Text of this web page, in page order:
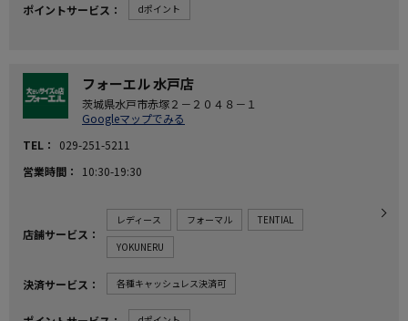
ポイントサービス dポイント
フォーエル 水戸店
茨城県水戸市赤塚２－２０４８－１
Googleマップでみる
TEL
029-251-5211
営業時間
10:30-19:30
店舗サービス
レディース フォーマル
TENTIAL
YOKUNERU
決済サービス 各種キャッシュレス決済可